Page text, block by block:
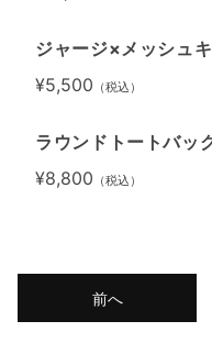
ジャージ×メッシュ
¥5,500 （税込）
ラウンドトートバ
¥8,800 （税込）
前へ